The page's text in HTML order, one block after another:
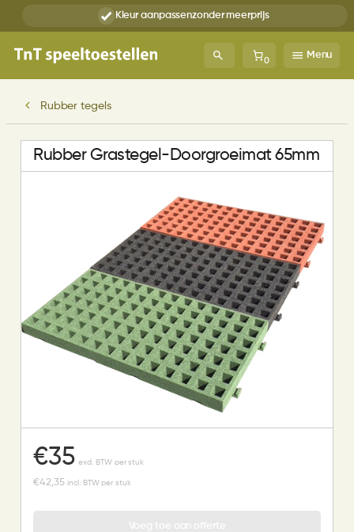
Kleur aanpassenzonder meerprijs
0
Menu
Rubber tegels
Rubber Grastegel-Doorgroeimat 65mm
€35 excl. BTW per stuk
€42,35 incl. BTW per stuk